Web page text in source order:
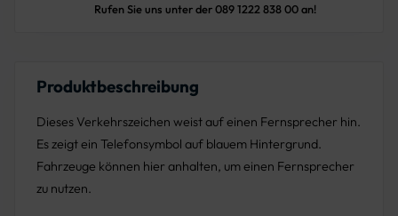
Rufen Sie uns unter der 089 1222 838 00 an!
Produktbeschreibung
Dieses Verkehrszeichen weist auf einen Fernsprecher hin.
Es zeigt ein Telefonsymbol auf blauem Hintergrund.
Fahrzeuge können hier anhalten, um einen Fernsprecher
zu nutzen.